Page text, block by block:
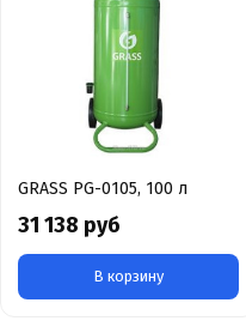
GRASS PG-0105, 100 л
31 138 руб
В корзину